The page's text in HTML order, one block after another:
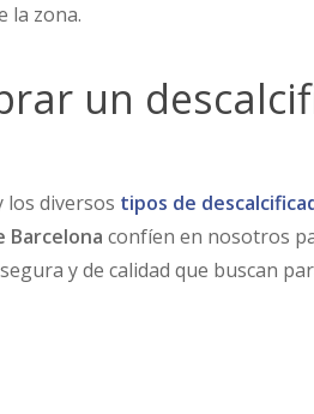
la zona.
un
los diversos tipos de
Barcelona confíen en nosotros
y de calidad que buscan